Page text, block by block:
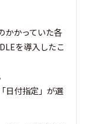
かかっていた各
を導入したこ
日付指定」が選